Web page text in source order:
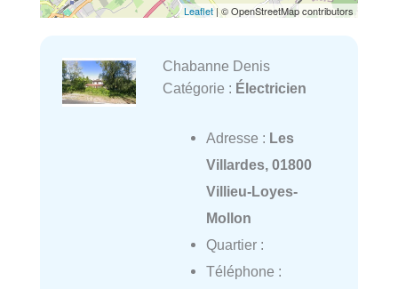
Leaflet | © OpenStreetMap contributors
Chabanne Denis
Catégorie : Électricien
Adresse : Les
Villardes, 01800
Villieu-Loyes-
Mollon
Quartier :
Téléphone :